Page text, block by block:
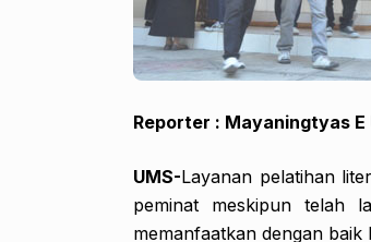
Reporter : Mayaningtyas E
UMS-Layanan pelatihan
peminat meskipun telah
memanfaatkan dengan baik